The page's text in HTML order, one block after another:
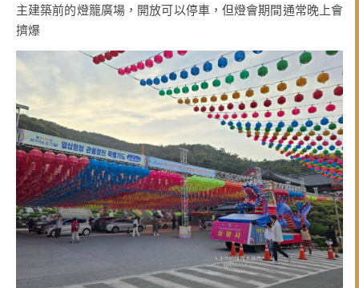
主建築前的燈籠廣場，開放可以停車，但燈會期間通常晚上會
擠爆